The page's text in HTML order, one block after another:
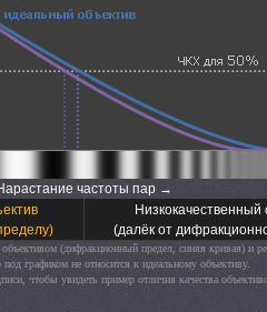
частоты пар →
Низкокачественный
(далёк от
(дифракционный предел, синяя кривая) и
под графиком не относится к идеальному объективу.
чтобы увидеть пример отличия качества